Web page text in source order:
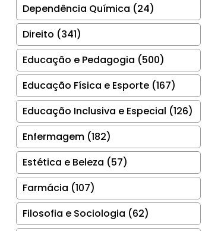
Dependência Química (24)
Direito (341)
Educação e Pedagogia (500)
Educação Física e Esporte (167)
Educação Inclusiva e Especial (126)
Enfermagem (182)
Estética e Beleza (57)
Farmácia (107)
Filosofia e Sociologia (62)